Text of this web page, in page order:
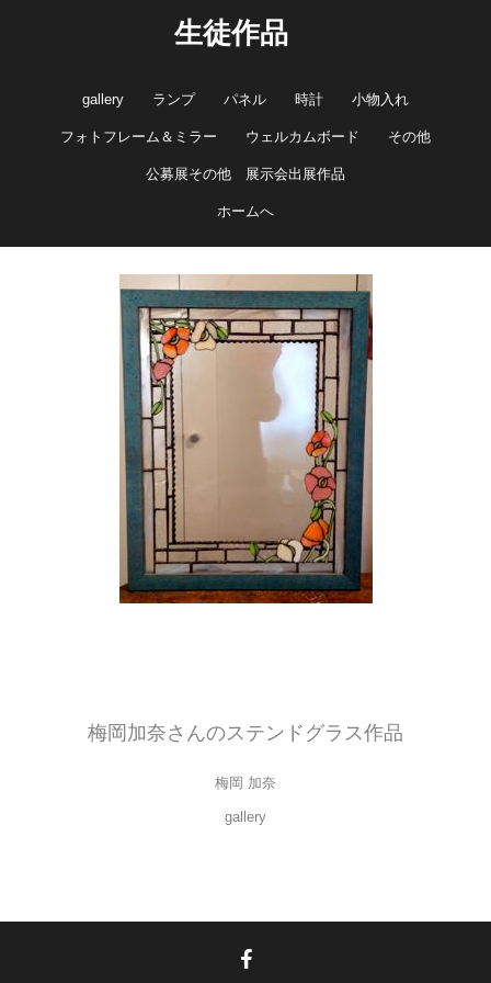
生徒作品
gallery ランプ パネル 時計 小物入れ
フォトフレーム＆ミラー ウェルカムボード その他
公募展その他 展示会出展作品
ホームへ
梅岡加奈さんのステンドグラス作品
梅岡 加奈
gallery